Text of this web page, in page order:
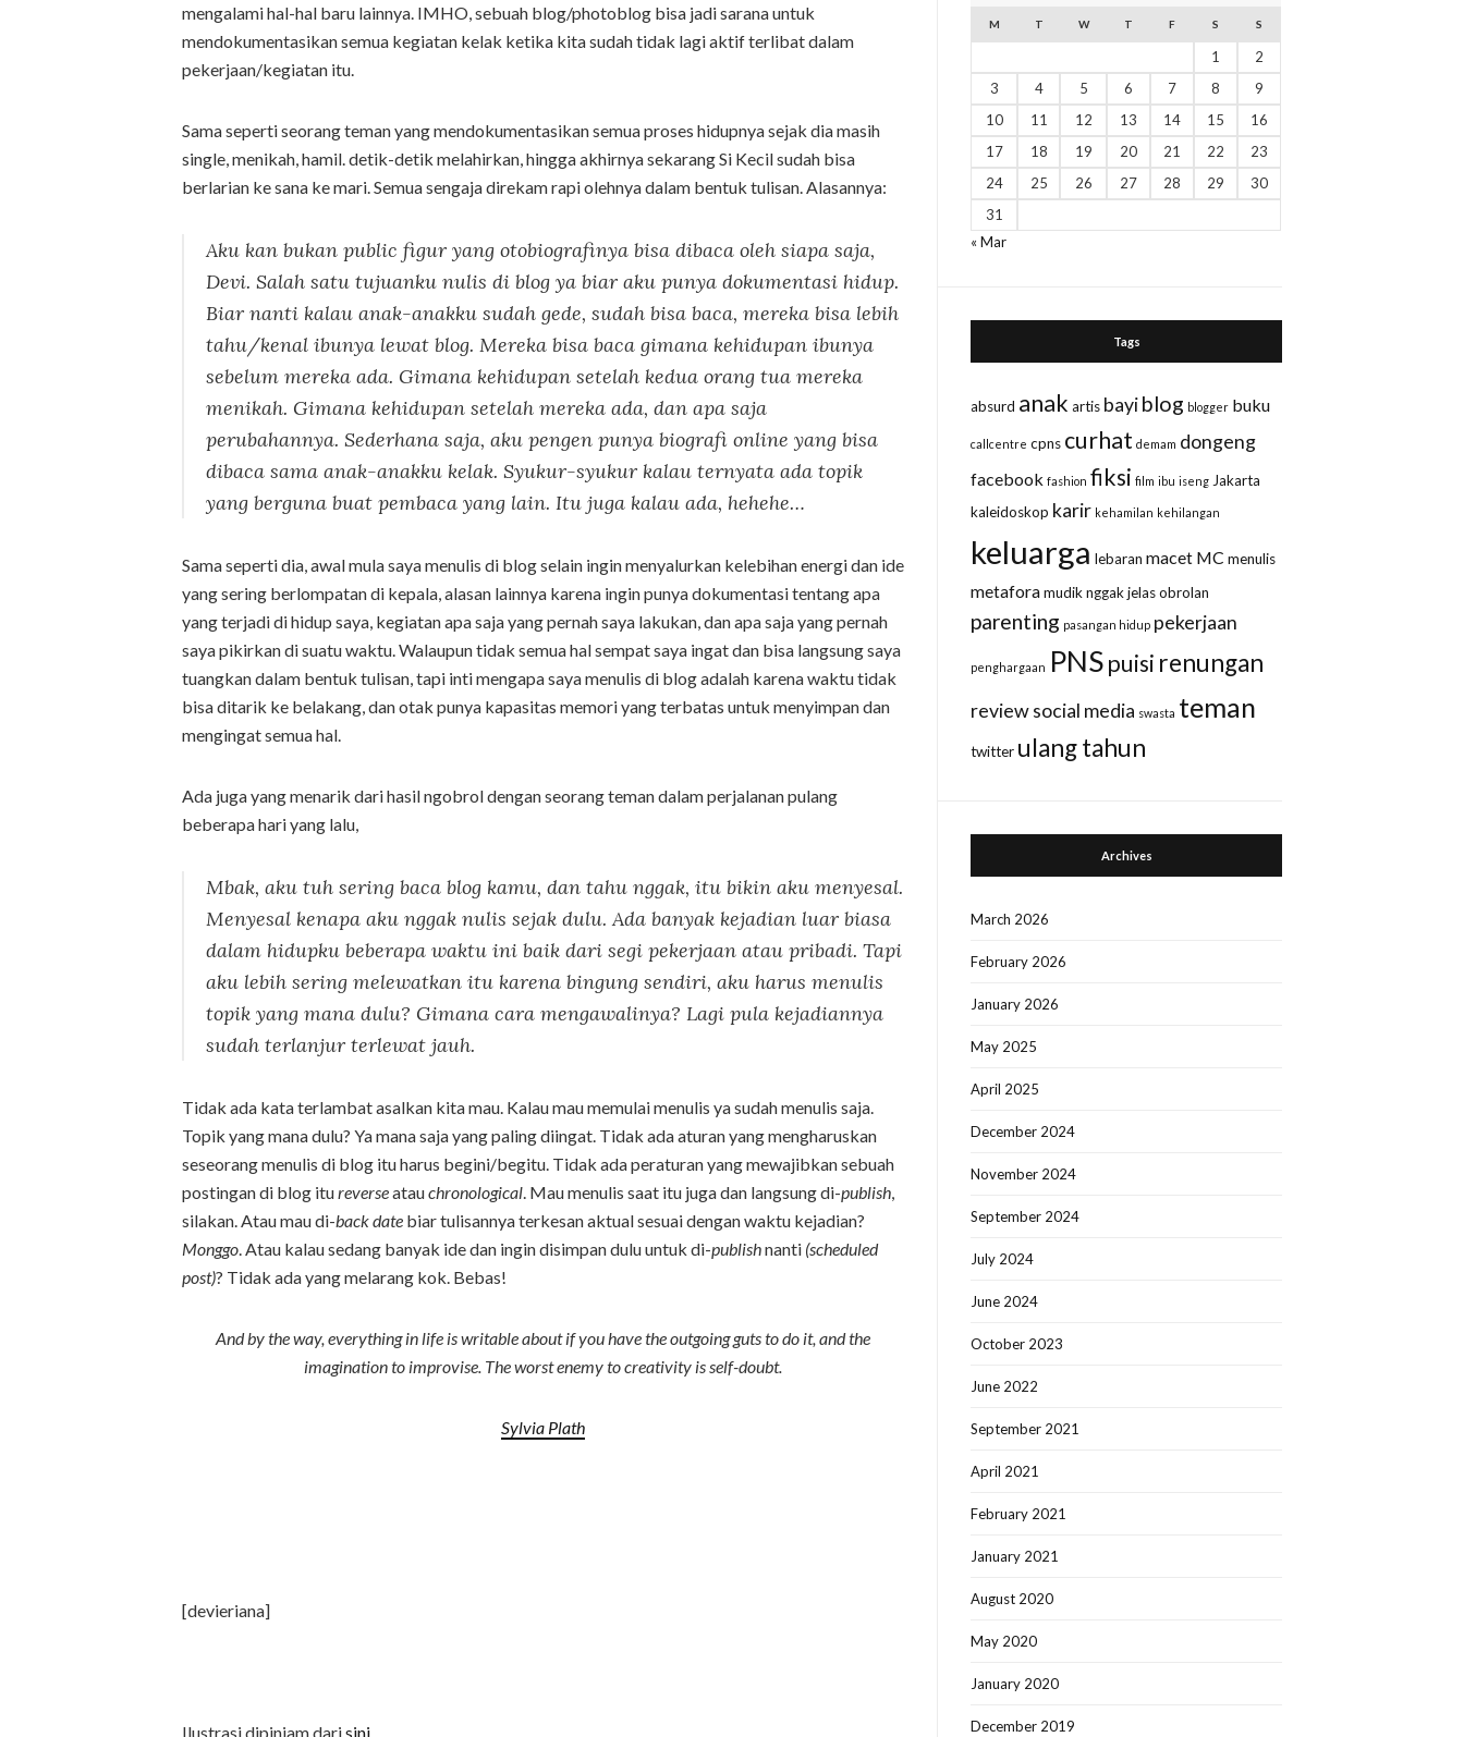
mengalami hal-hal baru lainnya. IMHO, sebuah blog/photoblog bisa jadi sarana untuk
mendokumentasikan semua kegiatan kelak ketika kita sudah tidak lagi aktif terlibat dalam
pekerjaan/kegiatan itu.
Sama seperti seorang teman yang mendokumentasikan semua proses hidupnya sejak dia masih
single, menikah, hamil. detik-detik melahirkan, hingga akhirnya sekarang Si Kecil sudah bisa
berlarian ke sana ke mari. Semua sengaja direkam rapi olehnya dalam bentuk tulisan. Alasannya:
Aku kan bukan public figur yang otobiografinya bisa dibaca oleh siapa saja,
Devi. Salah satu tujuanku nulis di blog ya biar aku punya dokumentasi hidup.
Biar nanti kalau anak-anakku sudah gede, sudah bisa baca, mereka bisa lebih
tahu/kenal ibunya lewat blog. Mereka bisa baca gimana kehidupan ibunya
sebelum mereka ada. Gimana kehidupan setelah kedua orang tua mereka
menikah. Gimana kehidupan setelah mereka ada, dan apa saja
perubahannya. Sederhana saja, aku pengen punya biografi online yang bisa
dibaca sama anak-anakku kelak. Syukur-syukur kalau ternyata ada topik
yang berguna buat pembaca yang lain. Itu juga kalau ada, hehehe…
Sama seperti dia, awal mula saya menulis di blog selain ingin menyalurkan kelebihan energi dan ide
yang sering berlompatan di kepala, alasan lainnya karena ingin punya dokumentasi tentang apa
yang terjadi di hidup saya, kegiatan apa saja yang pernah saya lakukan, dan apa saja yang pernah
saya pikirkan di suatu waktu. Walaupun tidak semua hal sempat saya ingat dan bisa langsung saya
tuangkan dalam bentuk tulisan, tapi inti mengapa saya menulis di blog adalah karena waktu tidak
bisa ditarik ke belakang, dan otak punya kapasitas memori yang terbatas untuk menyimpan dan
mengingat semua hal.
Ada juga yang menarik dari hasil ngobrol dengan seorang teman dalam perjalanan pulang
beberapa hari yang lalu,
Mbak, aku tuh sering baca blog kamu, dan tahu nggak, itu bikin aku menyesal.
Menyesal kenapa aku nggak nulis sejak dulu. Ada banyak kejadian luar biasa
dalam hidupku beberapa waktu ini baik dari segi pekerjaan atau pribadi. Tapi
aku lebih sering melewatkan itu karena bingung sendiri, aku harus menulis
topik yang mana dulu? Gimana cara mengawalinya? Lagi pula kejadiannya
sudah terlanjur terlewat jauh.
Tidak ada kata terlambat asalkan kita mau. Kalau mau memulai menulis ya sudah menulis saja.
Topik yang mana dulu? Ya mana saja yang paling diingat. Tidak ada aturan yang mengharuskan
seseorang menulis di blog itu harus begini/begitu. Tidak ada peraturan yang mewajibkan sebuah
postingan di blog itureverseatauchronological. Mau menulis saat itu juga dan langsung di-publish,
silakan. Atau mau di-back date biar tulisannya terkesan aktual sesuai dengan waktu kejadian?
Monggo. Atau kalau sedang banyak ide dan ingin disimpan dulu untuk di-publishnanti (scheduled
post)? Tidak ada yang melarang kok. Bebas!
And by the way, everything in life is writable about if you have the outgoing guts to do it, and the
imagination to improvise. The worst enemy to creativity is self-doubt.
Sylvia Plath
[devieriana]
Ilustrasi dipinjam darisini
M T W T F S S
1
2
3
4 5 6 7 8
9
10
11 12 13 14 15
16
17
18 19 20 21 22
23
24
25 26 27 28 29
30
31
« Mar
Tags
absurd anak artis bayiblog blogger buku
callcentre cpns curhat demam dongeng
facebook fashion fiksi film ibu iseng Jakarta
kaleidoskop karir kehamilan kehilangan
keluarga lebaran macet MC menulis
metafora mudik nggak jelas obrolan
parenting pasangan hidup pekerjaan
penghargaan PNSpuisi renungan
reviewsocial media swasta teman
twitter ulang tahun
Archives
March 2026
February 2026
January 2026
May 2025
April 2025
December 2024
November 2024
September 2024
July 2024
June 2024
October 2023
June 2022
September 2021
April 2021
February 2021
January 2021
August 2020
May 2020
January 2020
December 2019